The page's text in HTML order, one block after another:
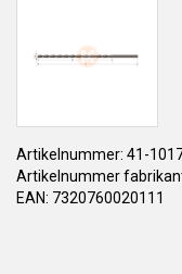
Artikelnummer: 41-
Artikelnummer
EAN: 7320760020111